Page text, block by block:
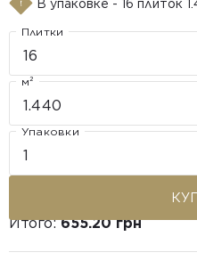
В упаковке - 16 плиток
Плитки
м²
Упаковки
Итого:655.20 грн